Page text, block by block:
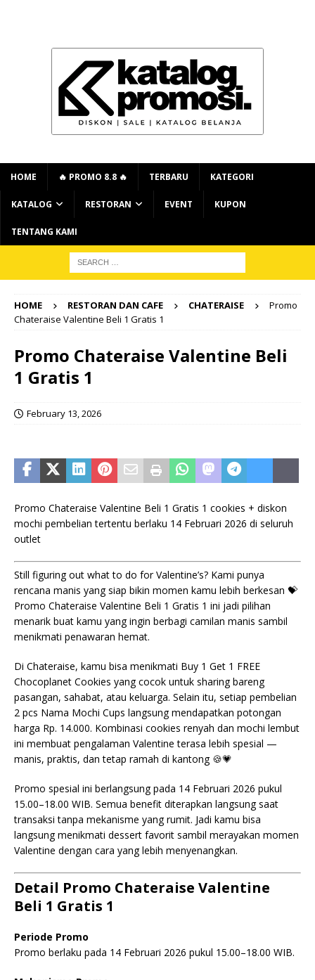
HOME 🔥 PROMO 8.8 🔥 TERBARU KATEGORI
KATALOG RESTORAN EVENT KUPON
TENTANG KAMI
HOME RESTORAN DAN CAFE CHATERAISE
Promo
Chateraise Valentine Beli 1 Gratis 1
Promo Chateraise Valentine Beli
1 Gratis 1
February 13, 2026
Promo Chateraise Valentine Beli 1 Gratis 1 cookies + diskon
mochi pembelian tertentu berlaku 14 Februari 2026 di seluruh
outlet
Still figuring out what to do for Valentine’s? Kami punya
rencana manis yang siap bikin momen kamu lebih berkesan 💝
Promo Chateraise Valentine Beli 1 Gratis 1 ini jadi pilihan
menarik buat kamu yang ingin berbagi camilan manis sambil
menikmati penawaran hemat.
Di Chateraise, kamu bisa menikmati Buy 1 Get 1 FREE
Chocoplanet Cookies yang cocok untuk sharing bareng
pasangan, sahabat, atau keluarga. Selain itu, setiap pembelian
2 pcs Nama Mochi Cups langsung mendapatkan potongan
harga Rp. 14.000. Kombinasi cookies renyah dan mochi lembut
ini membuat pengalaman Valentine terasa lebih spesial —
manis, praktis, dan tetap ramah di kantong 🍪💗
Promo spesial ini berlangsung pada 14 Februari 2026 pukul
15.00–18.00 WIB. Semua benefit diterapkan langsung saat
transaksi tanpa mekanisme yang rumit. Jadi kamu bisa
langsung menikmati dessert favorit sambil merayakan momen
Valentine dengan cara yang lebih menyenangkan.
Detail Promo Chateraise Valentine
Beli 1 Gratis 1
Periode Promo
Promo berlaku pada 14 Februari 2026 pukul 15.00–18.00 WIB.